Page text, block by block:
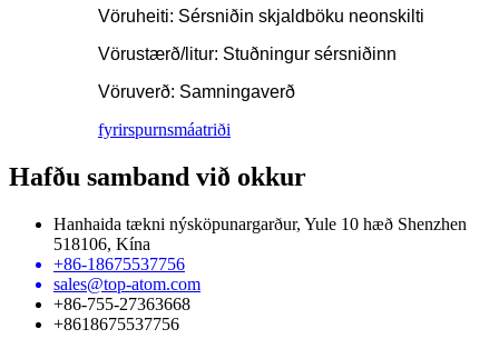
Vöruheiti: Sérsniðin skjaldböku neonskilti
Vörustærð/litur: Stuðningur sérsniðinn
Vöruverð: Samningaverð
fyrirspurnsmáatriði
Hafðu samband við okkur
Hanhaida tækni nýsköpunargarður, Yule 10 hæð Shenzhen
518106, Kína
+86-18675537756
sales@top-atom.com
+86-755-27363668
+8618675537756